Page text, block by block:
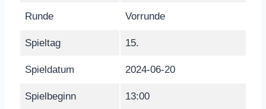
Runde Vorrunde
Spieltag 15.
Spieldatum 2024-06-20
Spielbeginn 13:00